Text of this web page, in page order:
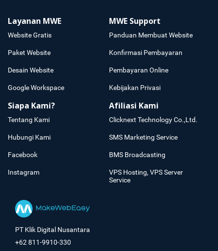
Layanan MWE
Website Gratis
Paket Website
Desain Website
Google Workspace
MWE Support
Panduan Membuat Website
Konfirmasi Pembayaran
Pembayaran Online
Kebijakan Privasi
Siapa Kami?
Tentang Kami
Hubungi Kami
Facebook
Instagram
Afiliasi Kami
Clicknext Technology Co.,Ltd.
SMS Marketing Service
BMS Broadcasting
VPS Hosting, VPS Server
Service
PT Klik Digital Nusantara
+62 811-9910-330